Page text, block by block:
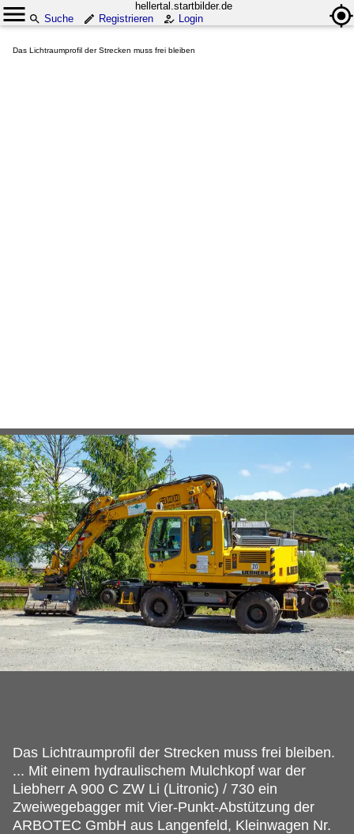
hellertal.startbilder.de
Suche
Registrieren Login
Das Lichtraumprofil der Strecken muss frei bleiben
Das Lichtraumprofil der Strecken muss frei bleiben.
... Mit einem hydraulischem Mulchkopf war der
Liebherr A 900 C ZW Li (Litronic) / 730 ein
Zweiwegebagger mit Vier-Punkt-Abstützung der
ARBOTEC GmbH aus Langenfeld, Kleinwagen Nr.